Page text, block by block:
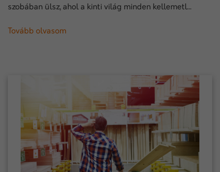
szobában ülsz, ahol a kinti világ minden kellemetl...
Tovább olvasom